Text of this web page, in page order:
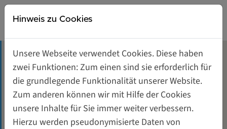
Direkt zur Hauptnavigation springen
Direkt zum Inhalt springen
Claudia Neusüß (*1961)
September 2006
Quadratmeter: 130,00
Gründerinnen- und Unternehmerinnenzentrum
Tagungsräume mieten
Unterstützung für Gründerinnen
Genossenschaft von und für Frauen
Hinweis zu Cookies
Unsere Webseite verwendet Cookies. Diese haben
zwei Funktionen: Zum einen sind sie erforderlich für
die grundlegende Funktionalität unserer Website.
Zum anderen können wir mit Hilfe der Cookies
unsere Inhalte für Sie immer weiter verbessern.
Hierzu werden pseudonymisierte Daten von